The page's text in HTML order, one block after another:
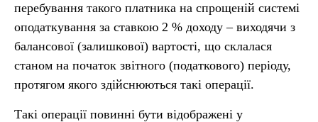
перебування такого платника на спрощеній системі
оподаткування за ставкою 2 % доходу – виходячи з
балансової (залишкової) вартості, що склалася
станом на початок звітного (податкового) періоду,
протягом якого здійснюються такі операції.
Такі операції повинні бути відображені у